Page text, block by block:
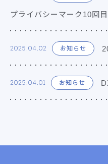
プライバシーマーク10回
2025.04.02 お知らせ
2025.04.01 お知らせ